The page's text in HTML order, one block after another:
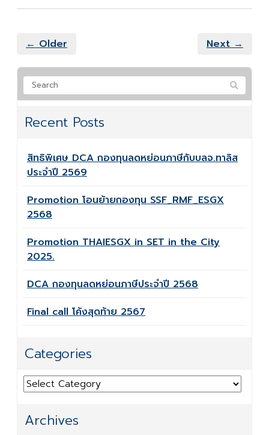
← Older Next →
Recent Posts
สิทธิพิเศษ DCA กองทุนลดหย่อนภาษีกับบลจ.ทาลิส
ประจำปี 2569
Promotion โอนย้ายกองทุน SSF_RMF_ESGX
2568
Promotion THAIESGX in SET in the City
2025.
DCA กองทุนลดหย่อนภาษีประจำปี 2568
Final call โค้งสุดท้าย 2567
Categories
Categories
Archives